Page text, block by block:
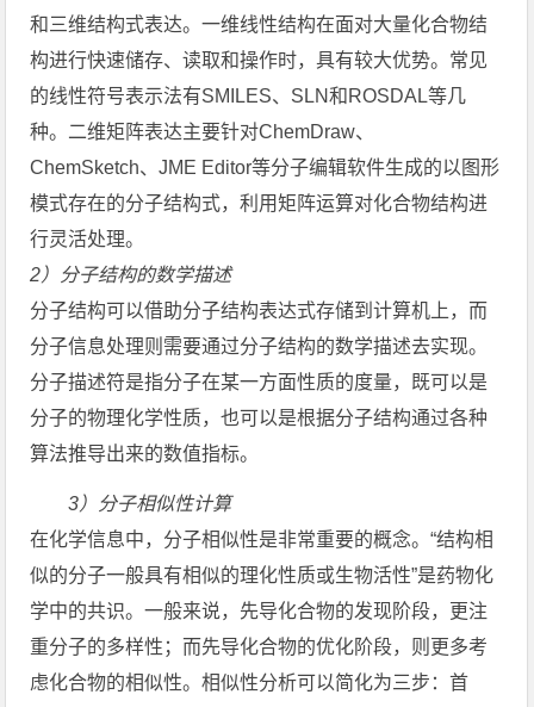
和三维结构式表达。一维线性结构在面对大量化合物结
构进行快速储存、读取和操作时，具有较大优势。常见
的线性符号表示法有SMILES、SLN和ROSDAL等几
种。二维矩阵表达主要针对ChemDraw、
ChemSketch、JME Editor等分子编辑软件生成的以图形
模式存在的分子结构式，利用矩阵运算对化合物结构进
行灵活处理。
2）分子结构的数学描述
分子结构可以借助分子结构表达式存储到计算机上，而
分子信息处理则需要通过分子结构的数学描述去实现。
分子描述符是指分子在某一方面性质的度量，既可以是
分子的物理化学性质，也可以是根据分子结构通过各种
算法推导出来的数值指标。
3）分子相似性计算
在化学信息中，分子相似性是非常重要的概念。“结构相
似的分子一般具有相似的理化性质或生物活性”是药物化
学中的共识。一般来说，先导化合物的发现阶段，更注
重分子的多样性；而先导化合物的优化阶段，则更多考
虑化合物的相似性。相似性分析可以简化为三步：首